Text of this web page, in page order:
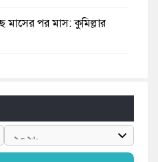
পর মাস: কুমিল্লার
এ দৃশ্য কি আপনারা দেখেননি: